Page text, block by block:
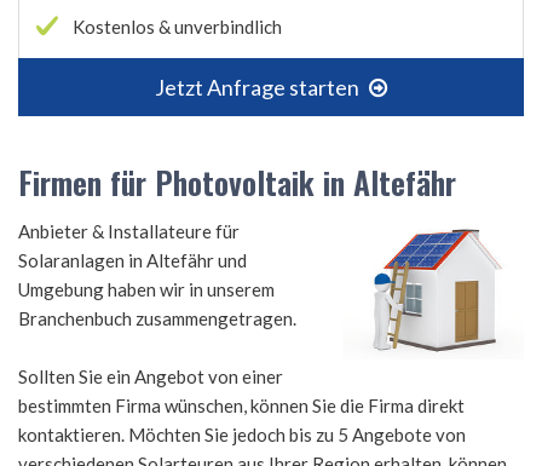
Kostenlos & unverbindlich
Jetzt Anfrage starten
Firmen für Photovoltaik in Altefähr
Anbieter & Installateure für
Solaranlagen in Altefähr und
Umgebung haben wir in unserem
Branchenbuch zusammengetragen.
Sollten Sie ein Angebot von einer
bestimmten Firma wünschen, können Sie die Firma direkt
kontaktieren. Möchten Sie jedoch bis zu 5 Angebote von